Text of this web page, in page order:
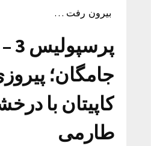
بیرون رفت …
جامگان؛
کاپیتان با
طارمی